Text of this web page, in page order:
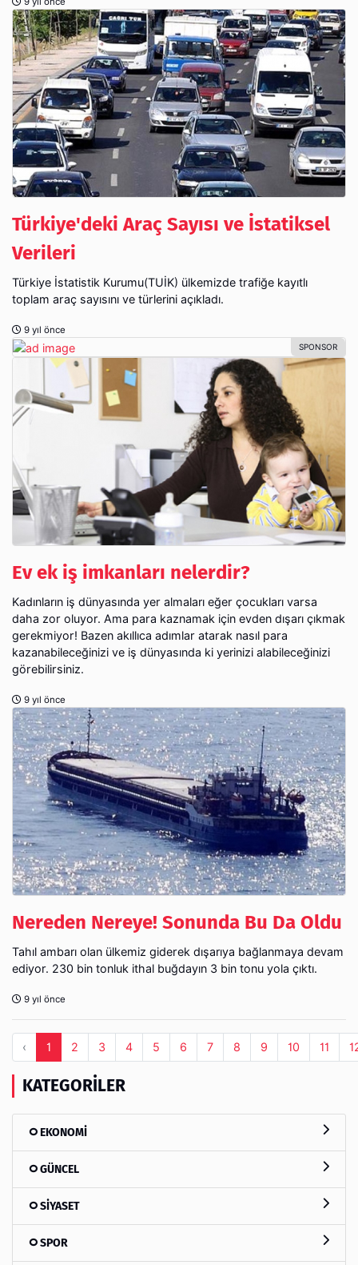
Türkiye'deki Araç Sayısı ve İstatiksel
Verileri
Türkiye İstatistik Kurumu(TUİK) ülkemizde trafiğe kayıtlı
toplam araç sayısını ve türlerini açıkladı.
9 yıl önce
Ev ek iş imkanları nelerdir?
Kadınların iş dünyasında yer almaları eğer çocukları varsa
daha zor oluyor. Ama para kaznamak için evden dışarı çıkmak
gerekmiyor! Bazen akıllıca adımlar atarak nasıl para
kazanabileceğinizi ve iş dünyasında ki yerinizi alabileceğinizi
görebilirsiniz.
9 yıl önce
Nereden Nereye! Sonunda Bu Da Oldu
Tahıl ambarı olan ülkemiz giderek dışarıya bağlanmaya devam
ediyor. 230 bin tonluk ithal buğdayın 3 bin tonu yola çıktı.
9 yıl önce
‹ 1 2 3 4 5 6 7 8 9 10 11
KATEGORILER
EKONOMİ
GÜNCEL
SİYASET
SPOR